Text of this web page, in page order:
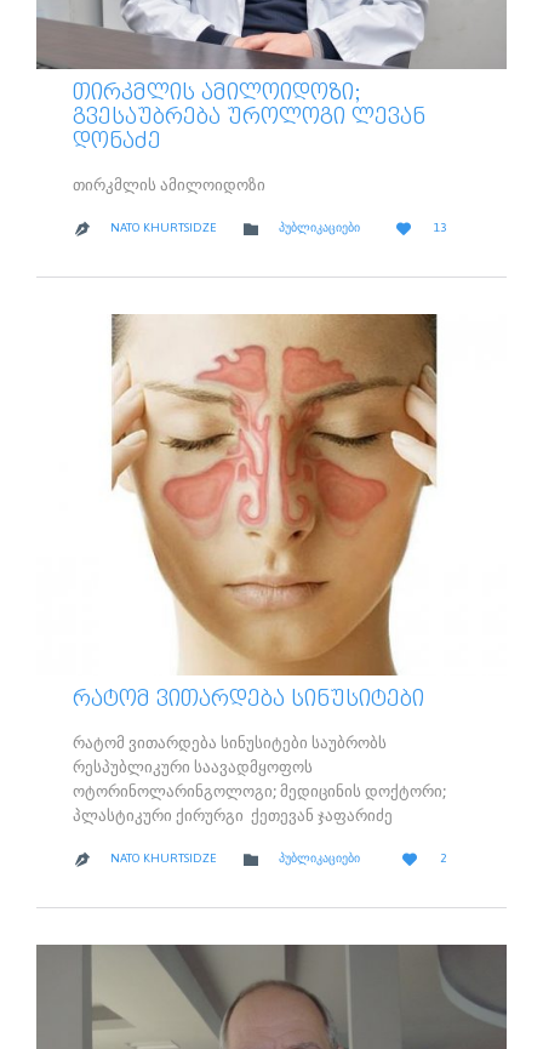
ᲗᲘᲠᲙᲛᲚᲘᲡ ᲐᲛᲘᲚᲝᲘᲓᲝᲖᲘ;
ᲒᲕᲔᲡᲐᲣᲑᲠᲔᲑᲐ ᲣᲠᲝᲚᲝᲒᲘ ᲚᲔᲕᲐᲜ
ᲓᲝᲜᲐᲫᲔ
თირკმლის ამილოიდოზი
 NATO KHURTSIDZE  CATEGORY
ᲞᲣᲑᲚᲘᲙᲐᲪᲘᲔᲑᲘ 
LOVE
13
ᲠᲐᲢᲝᲛ ᲕᲘᲗᲐᲠᲓᲔᲑᲐ ᲡᲘᲜᲣᲡᲘᲢᲔᲑᲘ
რატომ ვითარდება სინუსიტები საუბრობს
რესპუბლიკური საავადმყოფოს
ოტორინოლარინგოლოგი; მედიცინის დოქტორი;
პლასტიკური ქირურგი ქეთევან ჯაფარიძე
 NATO KHURTSIDZE  CATEGORY
ᲞᲣᲑᲚᲘᲙᲐᲪᲘᲔᲑᲘ 
LOVE
2